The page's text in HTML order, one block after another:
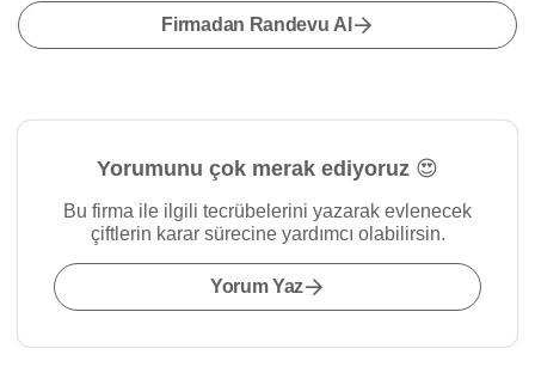
Firmadan Randevu Al
Yorumunu çok merak ediyoruz 😍
Bu firma ile ilgili tecrübelerini yazarak evlenecek
çiftlerin karar sürecine yardımcı olabilirsin.
Yorum Yaz